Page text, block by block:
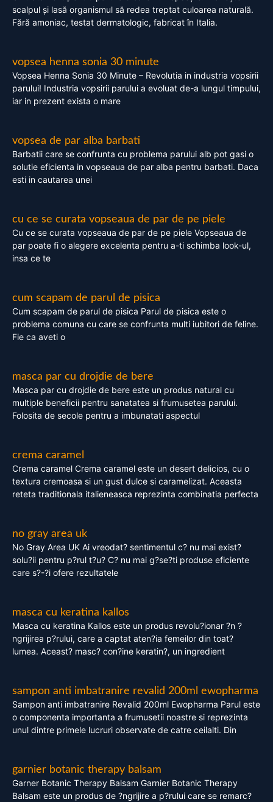
scalpul și lasă organismul să redea treptat culoarea naturală.
Fără amoniac, testat dermatologic, fabricat în Italia.
vopsea henna sonia 30 minute
Vopsea Henna Sonia 30 Minute – Revolutia in industria vopsirii
parului! Industria vopsirii parului a evoluat de-a lungul timpului,
iar in prezent exista o mare
vopsea de par alba barbati
Barbatii care se confrunta cu problema parului alb pot gasi o
solutie eficienta in vopseaua de par alba pentru barbati. Daca
esti in cautarea unei
cu ce se curata vopseaua de par de pe piele
Cu ce se curata vopseaua de par de pe piele Vopseaua de
par poate fi o alegere excelenta pentru a-ti schimba look-ul,
insa ce te
cum scapam de parul de pisica
Cum scapam de parul de pisica Parul de pisica este o
problema comuna cu care se confrunta multi iubitori de feline.
Fie ca aveti o
masca par cu drojdie de bere
Masca par cu drojdie de bere este un produs natural cu
multiple beneficii pentru sanatatea si frumusetea parului.
Folosita de secole pentru a imbunatati aspectul
crema caramel
Crema caramel Crema caramel este un desert delicios, cu o
textura cremoasa si un gust dulce si caramelizat. Aceasta
reteta traditionala italieneasca reprezinta combinatia perfecta
no gray area uk
No Gray Area UK Ai vreodat? sentimentul c? nu mai exist?
solu?ii pentru p?rul t?u? C? nu mai g?se?ti produse eficiente
care s?-?i ofere rezultatele
masca cu keratina kallos
Masca cu keratina Kallos este un produs revolu?ionar ?n ?
ngrijirea p?rului, care a captat aten?ia femeilor din toat?
lumea. Aceast? masc? con?ine keratin?, un ingredient
sampon anti imbatranire revalid 200ml ewopharma
Sampon anti imbatranire Revalid 200ml Ewopharma Parul este
o componenta importanta a frumusetii noastre si reprezinta
unul dintre primele lucruri observate de catre ceilalti. Din
garnier botanic therapy balsam
Garner Botanic Therapy Balsam Garnier Botanic Therapy
Balsam este un produs de ?ngrijire a p?rului care se remarc?